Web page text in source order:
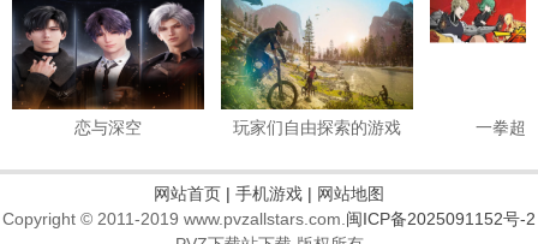
恋与深空 玩家们自由探索的游戏 一拳超
网站首页 | 手机游戏 | 网站地图
Copyright © 2011-2019 www.pvzallstars.com. 闽ICP备2025091152号-2